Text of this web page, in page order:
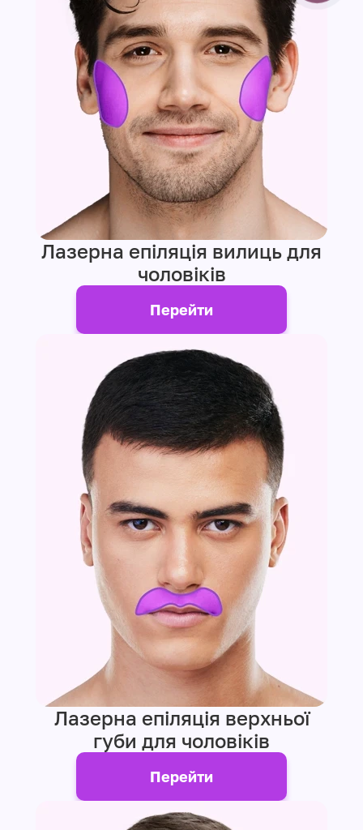
Лазерна епіляція вилиць для
чоловіків
Перейти
Лазерна епіляція верхньої
губи для чоловіків
Перейти